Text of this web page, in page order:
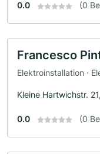
0.0 (0
Francesco
Elektroinstallation ·
Kleine Hartwichstr.
0.0 (0